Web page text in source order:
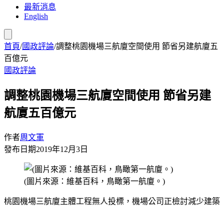
最新消息
English
首頁/國政評論/調整桃園機場三航廈空間使用 節省另建航廈五
百億元
國政評論
調整桃園機場三航廈空間使用 節省另建
航廈五百億元
作者周文軍
發布日期2019年12月3日
(圖片來源：維基百科，鳥瞰第一航廈。)
桃園機場三航廈主體工程無人投標，機場公司正檢討減少建築